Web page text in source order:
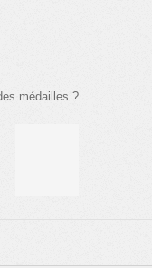
médailles ?